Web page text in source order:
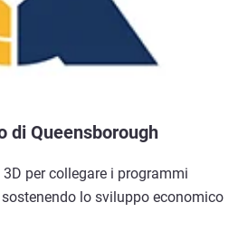
di Queensborough
per collegare i programmi
lo sviluppo economico